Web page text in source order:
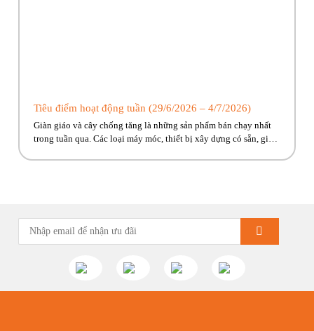
Tiêu điểm hoạt động tuần (29/6/2026 – 4/7/2026)
Giàn giáo và cây chống tăng là những sản phẩm bán chạy nhất
trong tuần qua. Các loại máy móc, thiết bị xây dựng có sẵn, giao